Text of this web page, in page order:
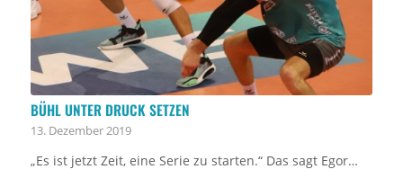
BÜHL UNTER DRUCK SETZEN
13. Dezember 2019
„Es ist jetzt Zeit, eine Serie zu starten.“ Das sagt Egor…